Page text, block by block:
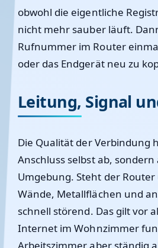
obwohl die eigentliche
nicht mehr sauber läuft.
Rufnummer im Router
oder das Endgerät neu zu
Leitung, Signal
Die Qualität der Verbindung
Anschluss selbst ab,
Umgebung. Steht der
Wände, Metallflächen und
schnell störend. Das gilt vor
Internet im Wohnzimmer